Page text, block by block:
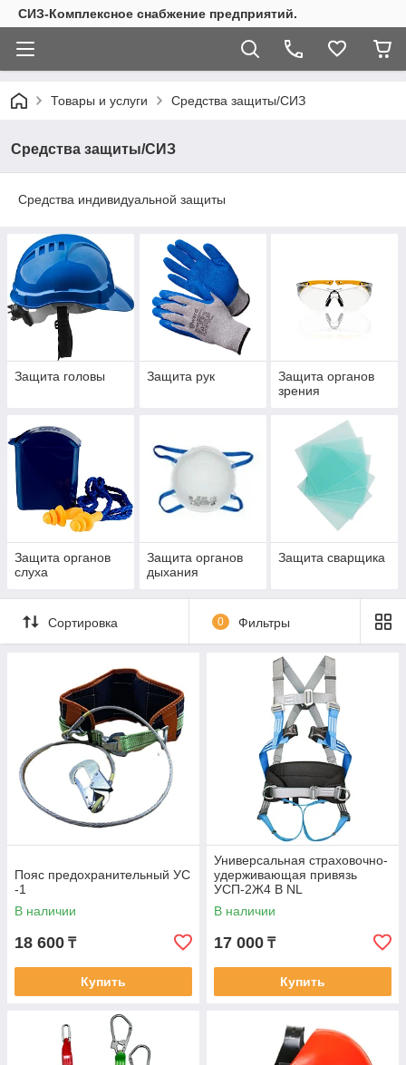
СИЗ-Комплексное снабжение предприятий.
Товары и услуги Средства защиты/СИЗ
Средства защиты/СИЗ
Средства индивидуальной защиты
Защита головы Защита рук
Защита органов
зрения
Защита органов
слуха
Защита органов
дыхания
Защита сварщика
Сортировка 0 Фильтры
Пояс предохранительный УС
-1
В наличии
18 600 ₸
Купить
Универсальная страховочно-
удерживающая привязь
УСП-2Ж4 В NL
В наличии
17 000 ₸
Купить